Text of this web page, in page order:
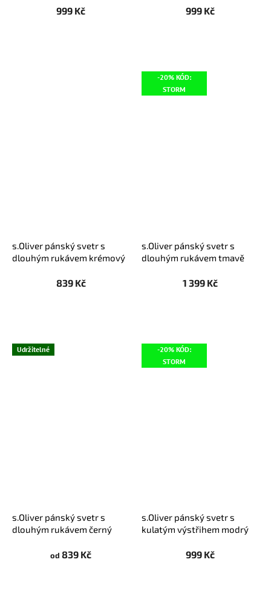
999 Kč 999 Kč
s.Oliver pánský svetr s
dlouhým rukávem krémový
839 Kč
-20% KÓD:
STORM
s.Oliver pánský svetr s
dlouhým rukávem tmavě
1 399 Kč
Udržitelné
s.Oliver pánský svetr s
dlouhým rukávem černý
od 839 Kč
-20% KÓD:
STORM
s.Oliver pánský svetr s
kulatým výstřihem modrý
999 Kč